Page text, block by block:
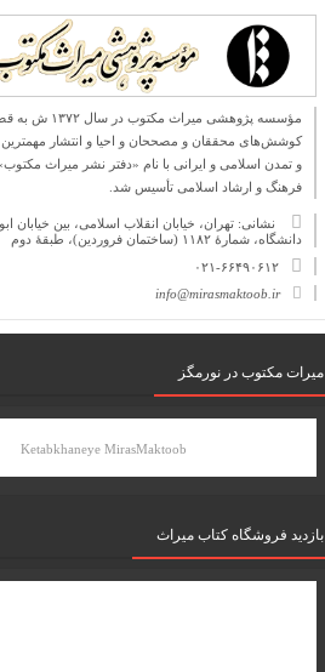
مؤسسه پژوهشی میراث
كوشش‌های محققان و مصححان و احیا و انتشار مهمترین
و تمدن اسلامی و ایرانی با نام «دفتر نشر میراث
فرهنگ و ارشاد اسلامی تأسیس شد.
نشانی: تهران، خیابان انقلاب اسلامی، بین خیابان
دانشگاه، شمارۀ ۱۱۸۲ (ساختمان فروردین)، طبقۀ دوم
۰۲۱-۶۶۴۹۰۶۱۲
info@mirasmaktoob.ir
میرات مکتوب در نورمگز
Ketabkhaneye MirasMaktoob
بازدید فروشگاه کتاب میراث